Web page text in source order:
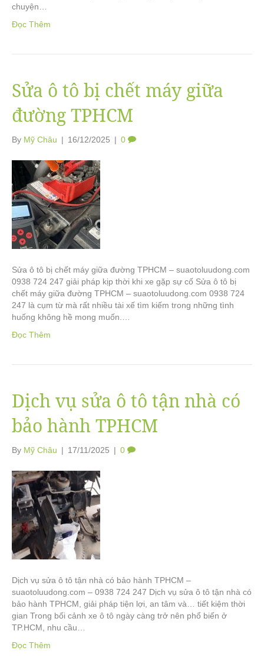
chuyện…
Đọc Thêm
Sửa ô tô bị chết máy giữa
đường TPHCM
By Mỹ Châu | 16/12/2025 | 0
Sửa ô tô bị chết máy giữa đường TPHCM – suaotoluudong.com
0938 724 247 giải pháp kịp thời khi xe gặp sự cố Sửa ô tô bị
chết máy giữa đường TPHCM – suaotoluudong.com 0938 724
247 là cụm từ mà rất nhiều tài xế tìm kiếm trong những tình
huống không hề mong muốn.…
Đọc Thêm
Dịch vụ sửa ô tô tận nhà có
bảo hành TPHCM
By Mỹ Châu | 17/11/2025 | 0
Dịch vụ sửa ô tô tận nhà có bảo hành TPHCM –
suaotoluudong.com – 0938 724 247 Dịch vụ sửa ô tô tận nhà có
bảo hành TPHCM, giải pháp tiện lợi, an tâm và… tiết kiệm thời
gian Trong bối cảnh xe ô tô ngày càng trở nên phổ biến ở
TP.HCM, nhu cầu…
Đọc Thêm